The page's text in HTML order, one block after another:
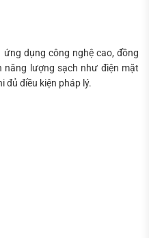
dụng công nghệ cao, đồng
lượng sạch như điện mặt
đủ điều kiện pháp lý.